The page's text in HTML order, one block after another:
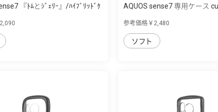
『ﾄﾑとｼﾞｪﾘｰ』/ﾊｲﾌﾞﾘｯﾄﾞｹ
AQUOS sense7 専用ケース
参考価格￥2,480
ソフト